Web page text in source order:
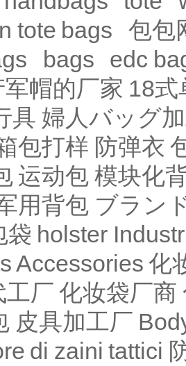
tote bags
包包
bags
edc
帽的厂家 18式
具 婦人バッグ
包打样 防弹衣
运动包 模块化
用背包 ブラン
袋 holster
Accessories 化
工厂 化妆袋厂商
皮具加工厂
di zaini tattici